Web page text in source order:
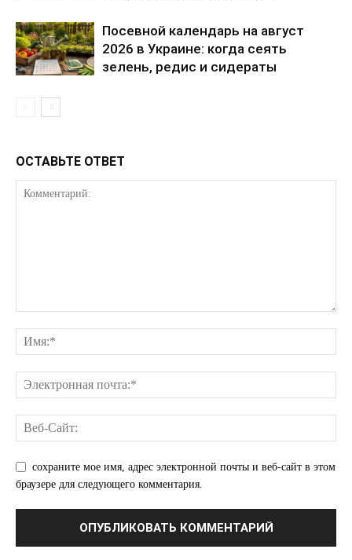
Посевной календарь на август
2026 в Украине: когда сеять
зелень, редис и сидераты
ОСТАВЬТЕ ОТВЕТ
сохраните мое имя, адрес электронной почты и веб-сайт в этом
браузере для следующего комментария.